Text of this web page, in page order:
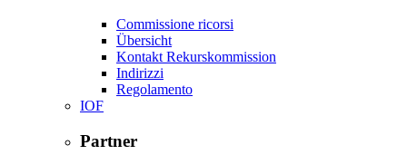
Commissione ricorsi
Übersicht
Kontakt Rekurskommission
Indirizzi
Regolamento
IOF
Partner